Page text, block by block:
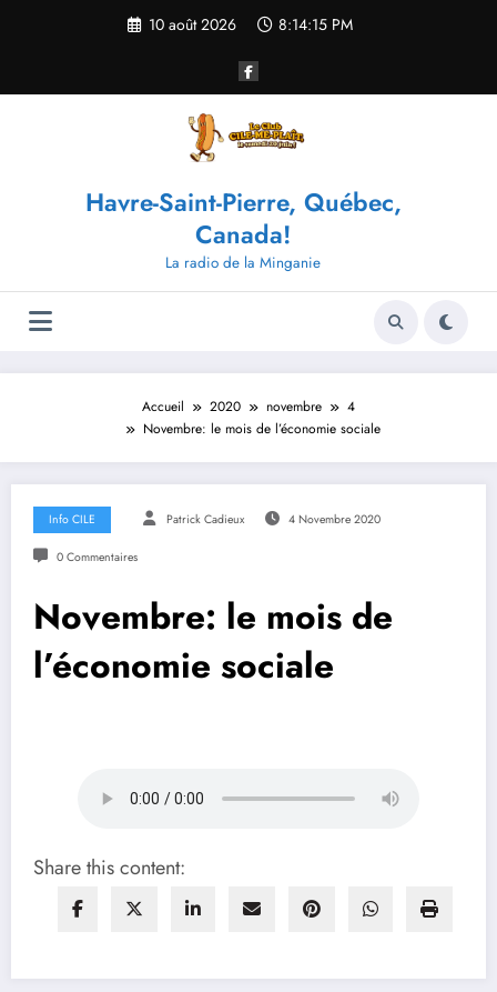
10 août 2026 8:14:16 PM
Havre-Saint-Pierre, Québec,
Canada!
La radio de la Minganie
Accueil 2020 novembre
4
Novembre: le mois de l’économie sociale
Info CILE Patrick Cadieux 4 Novembre 2020
0 Commentaires
Novembre: le mois de
l’économie sociale
Share this content: